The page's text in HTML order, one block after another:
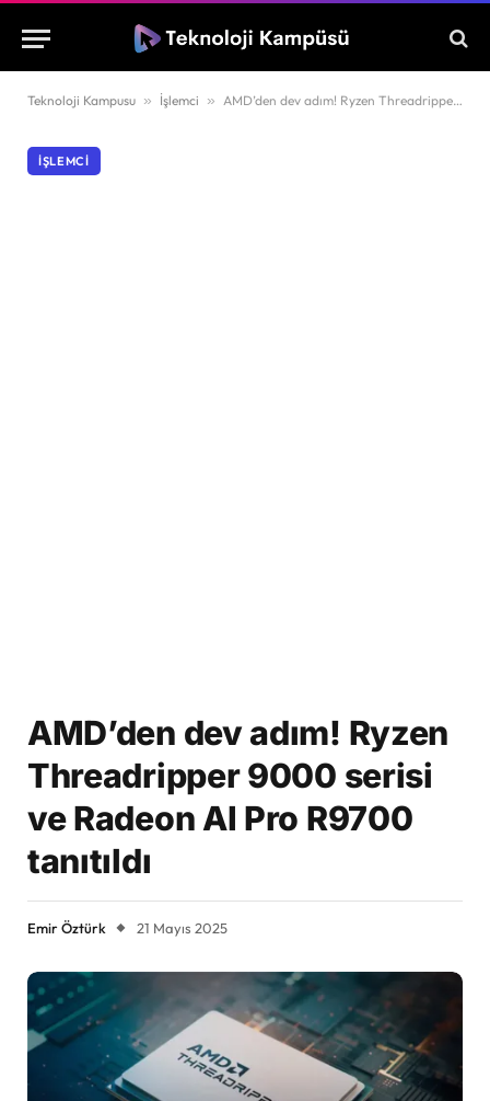
Teknoloji Kampusu » İşlemci » AMD’den dev adım! Ryzen Threadripper 9000 serisi ve Radeon AI Pro R9700 tanıtıldı
İŞLEMCI
AMD’den dev adım! Ryzen
Threadripper 9000 serisi
ve Radeon AI Pro R9700
tanıtıldı
Emir Öztürk 21 Mayıs 2025